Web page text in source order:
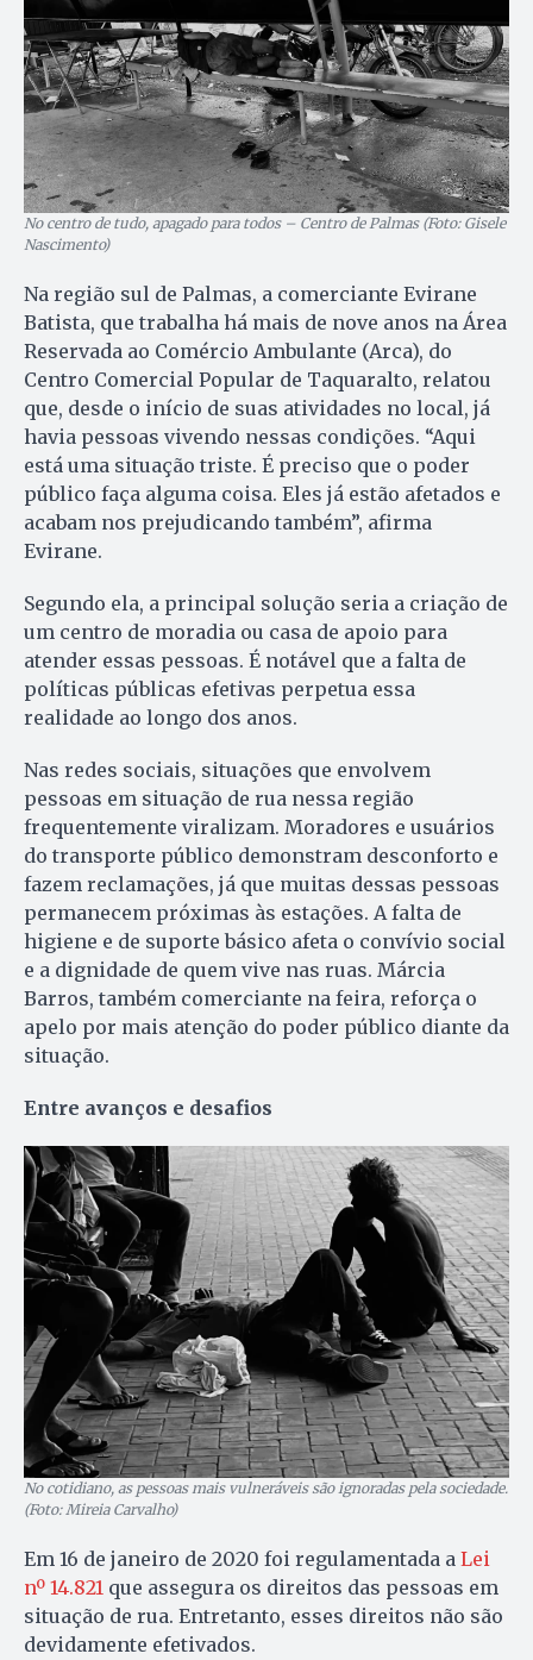
No centro de tudo, apagado para todos – Centro de Palmas (Foto: Gisele
Nascimento)
Na região sul de Palmas, a comerciante Evirane
Batista, que trabalha há mais de nove anos na Área
Reservada ao Comércio Ambulante (Arca), do
Centro Comercial Popular de Taquaralto, relatou
que, desde o início de suas atividades no local, já
havia pessoas vivendo nessas condições. “Aqui
está uma situação triste. É preciso que o poder
público faça alguma coisa. Eles já estão afetados e
acabam nos prejudicando também”, afirma
Evirane.
Segundo ela, a principal solução seria a criação de
um centro de moradia ou casa de apoio para
atender essas pessoas. É notável que a falta de
políticas públicas efetivas perpetua essa
realidade ao longo dos anos.
Nas redes sociais, situações que envolvem
pessoas em situação de rua nessa região
frequentemente viralizam. Moradores e usuários
do transporte público demonstram desconforto e
fazem reclamações, já que muitas dessas pessoas
permanecem próximas às estações. A falta de
higiene e de suporte básico afeta o convívio social
e a dignidade de quem vive nas ruas. Márcia
Barros, também comerciante na feira, reforça o
apelo por mais atenção do poder público diante da
situação.
Entre avanços e desafios
No cotidiano, as pessoas mais vulneráveis são ignoradas pela sociedade.
(Foto: Mireia Carvalho)
Em 16 de janeiro de 2020 foi regulamentada a Lei
nº 14.821 que assegura os direitos das pessoas em
situação de rua. Entretanto, esses direitos não são
devidamente efetivados.